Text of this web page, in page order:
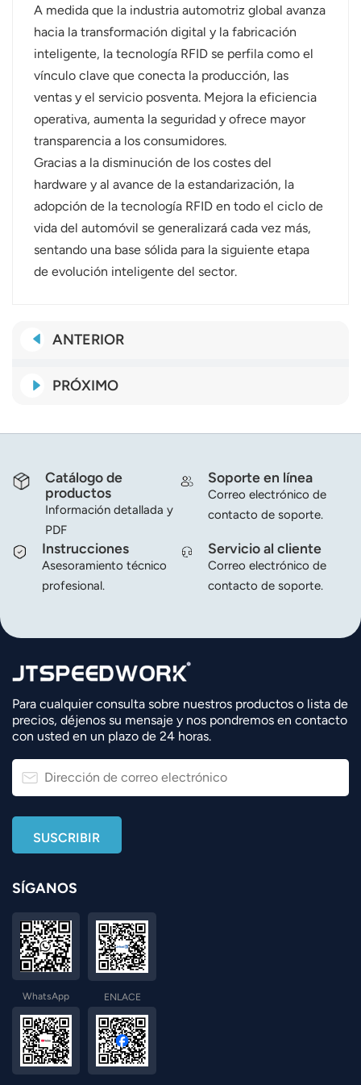
A medida que la industria automotriz global avanza
hacia la transformación digital y la fabricación
inteligente, la tecnología RFID se perfila como el
vínculo clave que conecta la producción, las
ventas y el servicio posventa. Mejora la eficiencia
operativa, aumenta la seguridad y ofrece mayor
transparencia a los consumidores.
Gracias a la disminución de los costes del
hardware y al avance de la estandarización, la
adopción de la tecnología RFID en todo el ciclo de
vida del automóvil se generalizará cada vez más,
sentando una base sólida para la siguiente etapa
de evolución inteligente del sector.
ANTERIOR
PRÓXIMO
Catálogo de
productos
Información detallada y
PDF
Soporte en línea
Correo electrónico de
contacto de soporte.
Instrucciones
Asesoramiento técnico
profesional.
Servicio al cliente
Correo electrónico de
contacto de soporte.
Para cualquier consulta sobre nuestros productos o lista de
precios, déjenos su mensaje y nos pondremos en contacto
con usted en un plazo de 24 horas.
SÍGANOS
WhatsApp ENLACE